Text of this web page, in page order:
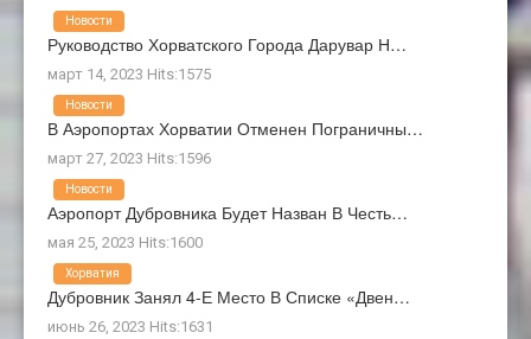
Руководство Хорватского Города Дарувар Н…
март 14, 2023 Hits:1575
Новости
В Аэропортах Хорватии Отменен Пограничны…
март 27, 2023 Hits:1596
Новости
Аэропорт Дубровника Будет Назван В Честь…
мая 25, 2023 Hits:1600
Новости
Дубровник Занял 4-Е Место В Списке «Двен…
июнь 26, 2023 Hits:1631
Хорватия